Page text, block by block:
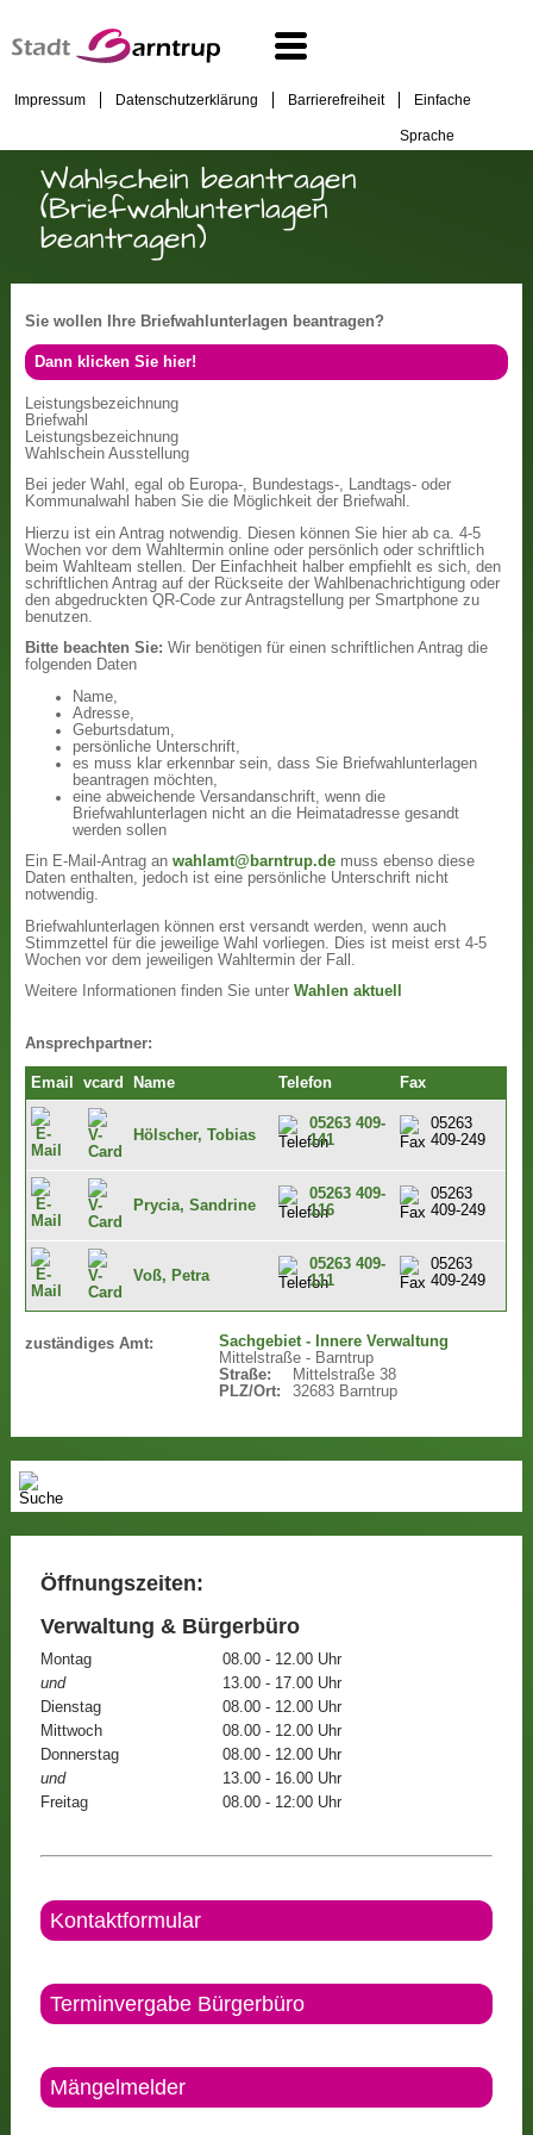
Impressum Datenschutzerklärung Barrierefreiheit Einfache
Sprache
Wahlschein beantragen
(Briefwahlunterlagen
beantragen)
Sie wollen Ihre Briefwahlunterlagen beantragen?
Dann klicken Sie hier!
Leistungsbezeichnung
Briefwahl
Leistungsbezeichnung
Wahlschein Ausstellung
Bei jeder Wahl, egal ob Europa-, Bundestags-, Landtags- oder
Kommunalwahl haben Sie die Möglichkeit der Briefwahl.
Hierzu ist ein Antrag notwendig. Diesen können Sie hier ab ca. 4-5
Wochen vor dem Wahltermin online oder persönlich oder schriftlich
beim Wahlteam stellen. Der Einfachheit halber empfiehlt es sich, den
schriftlichen Antrag auf der Rückseite der Wahlbenachrichtigung oder
den abgedruckten QR-Code zur Antragstellung per Smartphone zu
benutzen.
Bitte beachten Sie: Wir benötigen für einen schriftlichen Antrag die
folgenden Daten
Name,
Adresse,
Geburtsdatum,
persönliche Unterschrift,
es muss klar erkennbar sein, dass Sie Briefwahlunterlagen
beantragen möchten,
eine abweichende Versandanschrift, wenn die
Briefwahlunterlagen nicht an die Heimatadresse gesandt
werden sollen
Ein E-Mail-Antrag anwahlamt@barntrup.de muss ebenso diese
Daten enthalten, jedoch ist eine persönliche Unterschrift nicht
notwendig.
Briefwahlunterlagen können erst versandt werden, wenn auch
Stimmzettel für die jeweilige Wahl vorliegen. Dies ist meist erst 4-5
Wochen vor dem jeweiligen Wahltermin der Fall.
Weitere Informationen finden Sie unterWahlen aktuell
Ansprechpartner:
Email vcard Name Telefon Fax
Hölscher, Tobias
05263 409-
141
05263
409-249
Prycia, Sandrine
05263 409-
116
05263
409-249
Voß, Petra
05263 409-
111
05263
409-249
zuständiges Amt:
Sachgebiet - Innere Verwaltung
Mittelstraße - Barntrup
Straße:
Mittelstraße 38
PLZ/Ort:
32683 Barntrup
Öffnungszeiten:
Verwaltung & Bürgerbüro
Montag
08.00 - 12.00 Uhr
und
13.00 - 17.00 Uhr
Dienstag
08.00 - 12.00 Uhr
Mittwoch
08.00 - 12.00 Uhr
Donnerstag
08.00 - 12.00 Uhr
und
13.00 - 16.00 Uhr
Freitag
08.00 - 12:00 Uhr
Kontaktformular
Terminvergabe Bürgerbüro
Mängelmelder